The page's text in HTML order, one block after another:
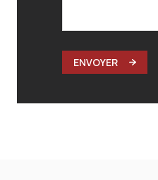
ENVOYER